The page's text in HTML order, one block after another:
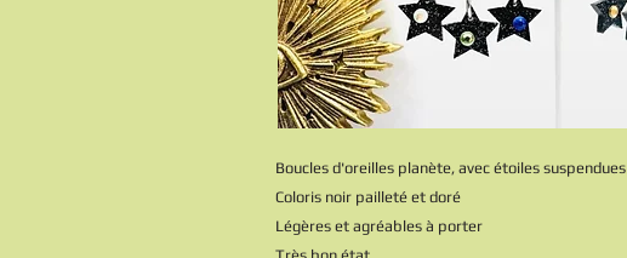
Boucles d'oreilles planète, avec étoiles suspendues
Coloris noir pailleté et doré
Légères et agréables à porter